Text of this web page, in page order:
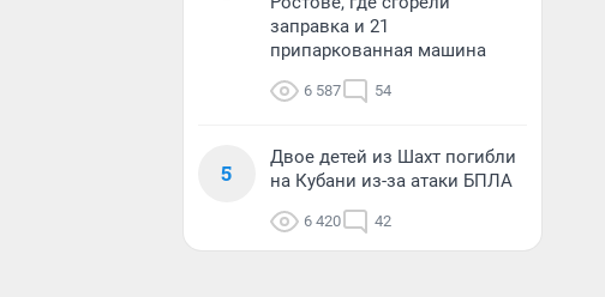
заправка и 21
припаркованная машина
6 587 54
5
Двое детей из Шахт погибли
на Кубани из-за атаки БПЛА
6 420 42